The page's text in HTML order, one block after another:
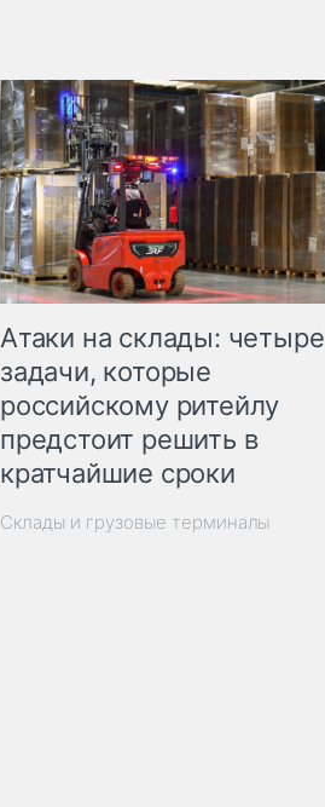
Атаки на склады: четыре
задачи, которые
российскому ритейлу
предстоит решить в
кратчайшие сроки
Склады и грузовые терминалы